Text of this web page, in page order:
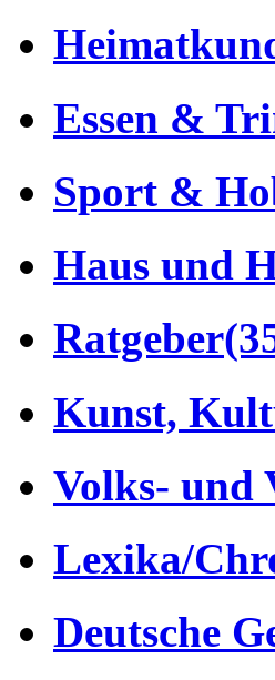
Essen &
Sport &
Haus und
Ratgeber
Kunst,
Volks- und
Lexika/
Deutsche